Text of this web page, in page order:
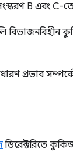
B এবং C-
বিভাজনবিহীন
প্রভাব
ডিরেক্টরিতে